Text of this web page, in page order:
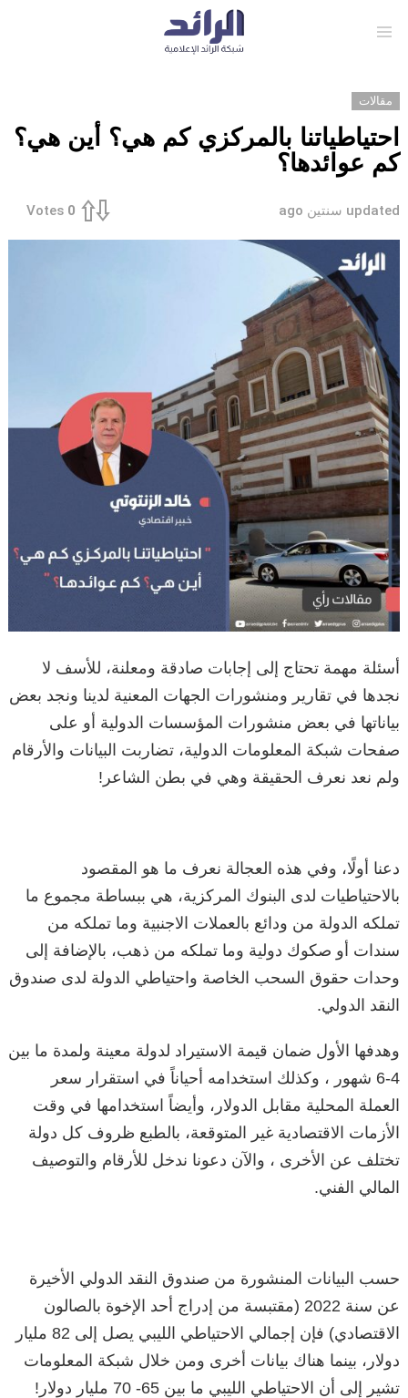
مقالات
احتياطياتنا بالمركزي كم هي؟ أين هي؟
كم عوائدها؟
updated سنتين ago 0
Votes
أسئلة مهمة تحتاج إلى إجابات صادقة ومعلنة، للأسف لا
نجدها في تقارير ومنشورات الجهات المعنية لدينا ونجد بعض
بياناتها في بعض منشورات المؤسسات الدولية أو على
صفحات شبكة المعلومات الدولية، تضاربت البيانات والأرقام
ولم نعد نعرف الحقيقة وهي في بطن الشاعر!
دعنا أولًا، وفي هذه العجالة نعرف ما هو المقصود
بالاحتياطيات لدى البنوك المركزية، هي ببساطة مجموع ما
تملكه الدولة من ودائع بالعملات الاجنبية وما تملكه من
سندات أو صكوك دولية وما تملكه من ذهب، بالإضافة إلى
وحدات حقوق السحب الخاصة واحتياطي الدولة لدى صندوق
النقد الدولي.
وهدفها الأول ضمان قيمة الاستيراد لدولة معينة ولمدة ما بين
4-6 شهور ، وكذلك استخدامه أحياناً في استقرار سعر
العملة المحلية مقابل الدولار، وأيضاً استخدامها في وقت
الأزمات الاقتصادية غير المتوقعة، بالطبع ظروف كل دولة
تختلف عن الأخرى ، والآن دعونا ندخل للأرقام والتوصيف
المالي الفني.
حسب البيانات المنشورة من صندوق النقد الدولي الأخيرة
عن سنة 2022 (مقتبسة من إدراج أحد الإخوة بالصالون
الاقتصادي) فإن إجمالي الاحتياطي الليبي يصل إلى 82 مليار
دولار، بينما هناك بيانات أخرى ومن خلال شبكة المعلومات
تشير إلى أن الاحتياطي الليبي ما بين 65- 70 مليار دولار!